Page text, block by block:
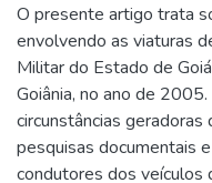
O presente artigo trata
envolvendo as viaturas
Militar do Estado de
Goiânia, no ano de
circunstâncias
pesquisas documentais
condutores dos veículos